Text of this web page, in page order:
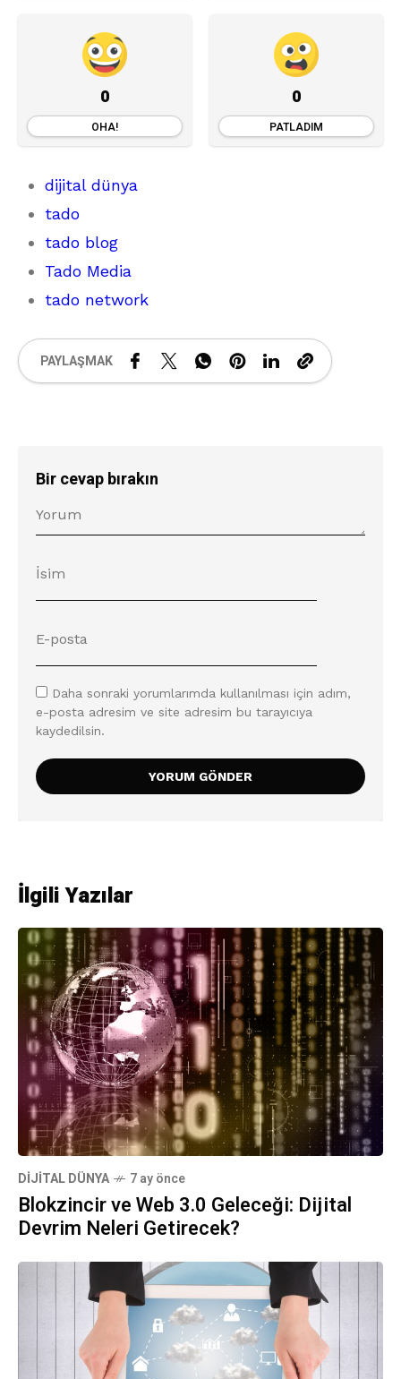
0
OHA!
0
PATLADIM
dijital dünya
tado
tado blog
Tado Media
tado network
PAYLAŞMAK
Bir cevap bırakın
Daha sonraki yorumlarımda kullanılması için adım,
e-posta adresim ve site adresim bu tarayıcıya
kaydedilsin.
İlgili Yazılar
DIJITAL DÜNYA 7 ay önce
Blokzincir ve Web 3.0 Geleceği: Dijital
Devrim Neleri Getirecek?